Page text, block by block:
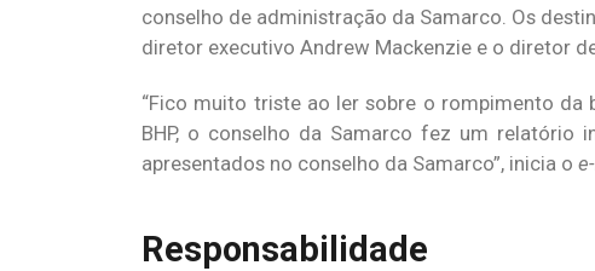
conselho de administração da Samarco. Os
diretor executivo Andrew Mackenzie e o diretor
“Fico muito triste ao ler sobre o rompimento da
BHP, o conselho da Samarco fez um relatório
apresentados no conselho da Samarco”, inicia o
Responsabilidade